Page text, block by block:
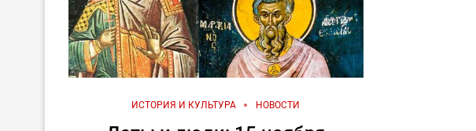
ИСТОРИЯ И КУЛЬТУРА НОВОСТИ